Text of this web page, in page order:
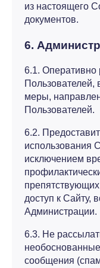
из настоящего
документов.
6.
6.1. Оперативно
Пользователей,
меры,
Пользователей.
6.2.
использования
исключением
доступ к Сайту,
Администрации.
6.3. Не
сообщения